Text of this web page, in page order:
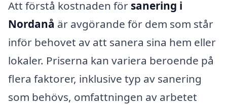
Att förstå kostnaden för sanering i
Nordanå är avgörande för dem som står
inför behovet av att sanera sina hem eller
lokaler. Priserna kan variera beroende på
flera faktorer, inklusive typ av sanering
som behövs, omfattningen av arbetet